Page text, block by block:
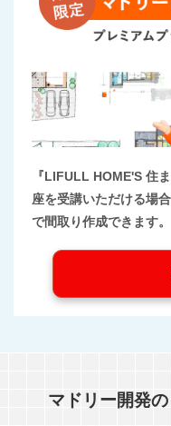
『LIFULL HOME'S 住
座を受講いただける場
で間取り作成できます。
マドリー開発